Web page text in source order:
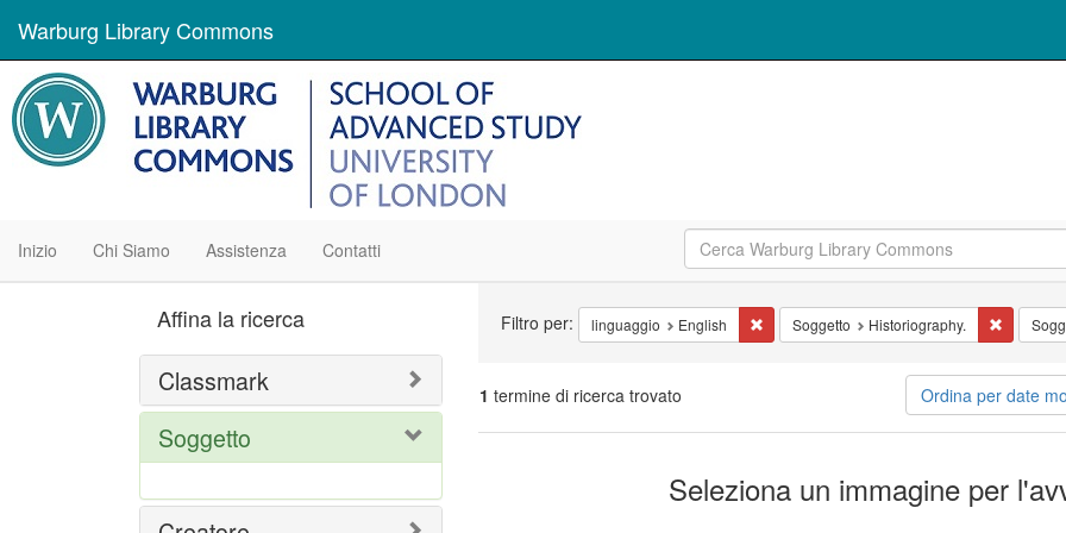
Warburg Library Commons
Inizio Chi Siamo Assistenza Contatti
Ricerca
Filtro per: linguaggio English Cancella il filtro linguaggio: English
Soggetto Historiography.
1 termine di ricerca trovato Ordina per date
Seleziona un immagine per
Affina la ricerca
Classmark
Soggetto